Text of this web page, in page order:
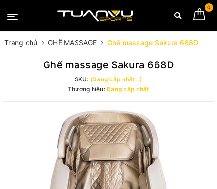
0
Trang chủ GHẾ MASSAGE Ghế massage Sakura 668D
Ghế massage Sakura 668D
SKU: (Đang cập nhật...)
Thương hiệu:Đang cập nhật